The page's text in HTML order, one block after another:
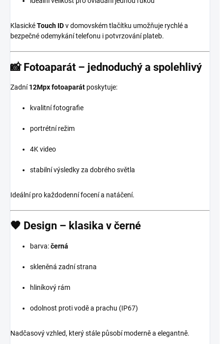
KlasickéTouch IDv domovském tlačítku umožňuje rychlé a
bezpečné odemykání telefonu i potvrzování plateb.
📸 Fotoaparát – jednoduchý a spolehlivý
Zadní12Mpx fotoaparát poskytuje:
kvalitní fotografie
portrétní režim
4K video
stabilní výsledky za dobrého světla
Ideální pro každodenní focení a natáčení.
🖤 Design – klasika v černé
barva:černá
skleněná zadní strana
hliníkový rám
odolnost proti vodě a prachu (IP67)
Nadčasový vzhled, který stále působí moderně a elegantně.